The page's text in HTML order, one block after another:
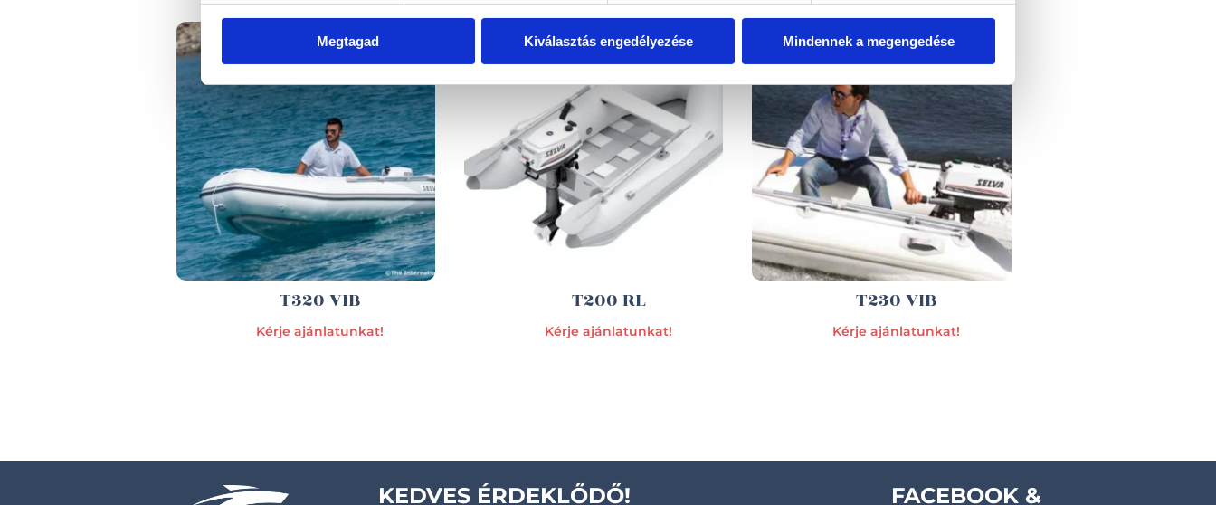
Megtagad Kiválasztás engedélyezése Mindennek a megengedése
T320 VIB
Kérje ajánlatunkat!
T200 RL
Kérje ajánlatunkat!
T230 VIB
Kérje ajánlatunkat!
KEDVES ÉRDEKLŐDŐ!
FACEBOOK &